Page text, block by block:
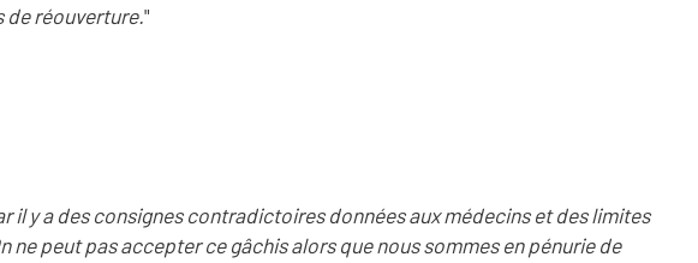
de réouverture."
il y a des consignes contradictoires données aux médecins et des limites
ne peut pas accepter ce gâchis alors que nous sommes en pénurie de